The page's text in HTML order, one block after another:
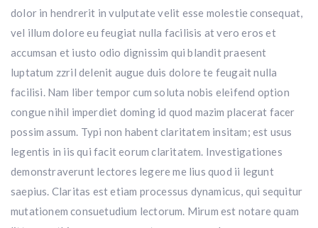
dolor in hendrerit in vulputate velit esse molestie consequat,
vel illum dolore eu feugiat nulla facilisis at vero eros et
accumsan et iusto odio dignissim qui blandit praesent
luptatum zzril delenit augue duis dolore te feugait nulla
facilisi. Nam liber tempor cum soluta nobis eleifend option
congue nihil imperdiet doming id quod mazim placerat facer
possim assum. Typi non habent claritatem insitam; est usus
legentis in iis qui facit eorum claritatem. Investigationes
demonstraverunt lectores legere me lius quod ii legunt
saepius. Claritas est etiam processus dynamicus, qui sequitur
mutationem consuetudium lectorum. Mirum est notare quam